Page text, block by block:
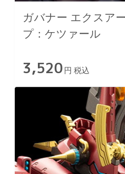
ガバナー エクスア
プ：ケツァール
3,520 円 税込